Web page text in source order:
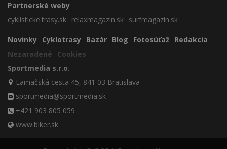
Partnerské weby
cyklisticke.trasy.sk relaxmagazin.sk surfmagazin.sk
Novinky Cyklotrasy Bazár Blog Fotosúťaž Redakcia
Nezaradené
Cookies
Sportmedia s.r.o.
Lamačská cesta 45, 841 03 Bratislava
sportmedia@sportmedia.sk
+421 903 805 059
www.biker.sk